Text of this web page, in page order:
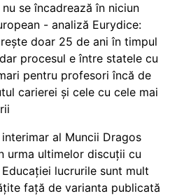
nu se încadrează în niciun
- analiză Eurydice:
doar 25 de ani în timpul
procesul e între statele cu
pentru profesori încă de
carierei și cele cu cele mai
al Muncii Dragos
urma ultimelor discuții cu
lucrurile sunt mult
față de varianta publicată